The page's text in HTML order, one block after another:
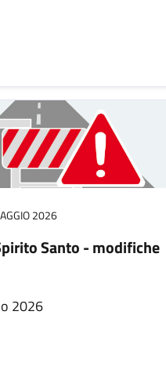
2026
Santo - modifiche
2026